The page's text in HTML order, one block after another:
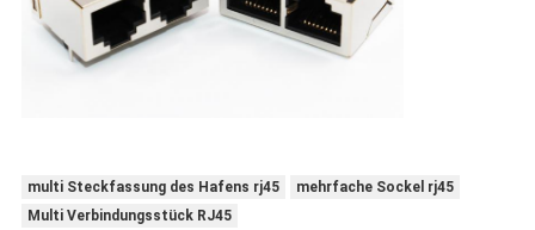
multi Steckfassung des Hafens rj45
mehrfache Sockel rj45
Multi Verbindungsstück RJ45